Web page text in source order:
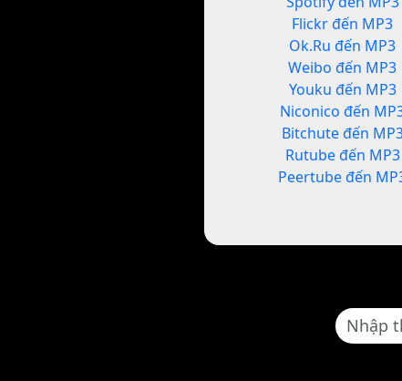
Flickr đến MP3
Ok.Ru đến MP3
Weibo đến MP3
Youku đến MP3
Niconico đến
Bitchute đến
Rutube đến MP3
Peertube đến